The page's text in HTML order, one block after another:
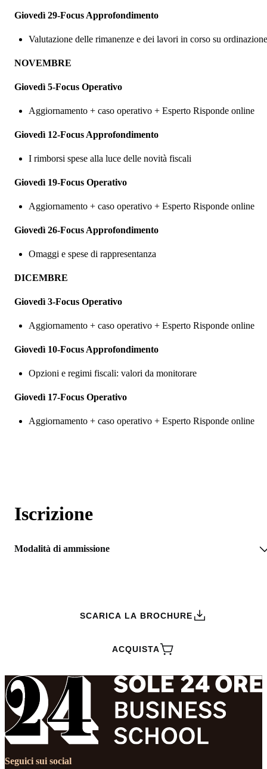
Giovedì 29-Focus Approfondimento
Valutazione delle rimanenze e dei lavori in corso su ordinazione
NOVEMBRE
Giovedì 5-Focus Operativo
Aggiornamento + caso operativo + Esperto Risponde online
Giovedì 12-Focus Approfondimento
I rimborsi spese alla luce delle novità fiscali
Giovedì 19-Focus Operativo
Aggiornamento + caso operativo + Esperto Risponde online
Giovedì 26-Focus Approfondimento
Omaggi e spese di rappresentanza
DICEMBRE
Giovedì 3-Focus Operativo
Aggiornamento + caso operativo + Esperto Risponde online
Giovedì 10-Focus Approfondimento
Opzioni e regimi fiscali: valori da monitorare
Giovedì 17-Focus Operativo
Aggiornamento + caso operativo + Esperto Risponde online
Iscrizione
Modalità di ammissione
SCARICA LA BROCHURE
ACQUISTA
Seguici sui social